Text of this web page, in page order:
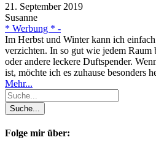
21. September 2019
Susanne
* Werbung * -
Im Herbst und Winter kann ich
verzichten. In so gut wie jedem
oder andere leckere Duftspender.
ist, möchte ich es zuhause besonders
Mehr...
Folge mir über: